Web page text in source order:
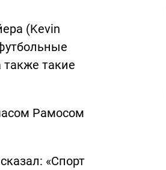
(Kevin
такие
Рамосом
«Спорт